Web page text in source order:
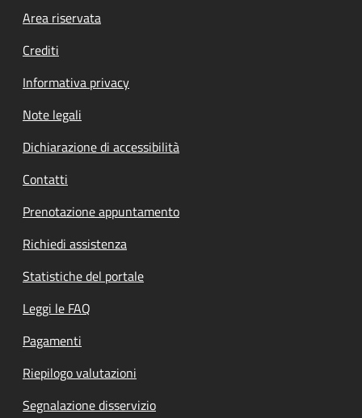
Footer menu
Area riservata
Crediti
Informativa privacy
Note legali
Dichiarazione di accessibilità
Contatti
Prenotazione appuntamento
Richiedi assistenza
Statistiche del portale
Leggi le FAQ
Pagamenti
Riepilogo valutazioni
Segnalazione disservizio